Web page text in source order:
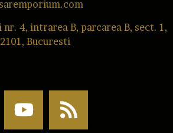
4, intrarea B, parcarea B, sect. 1,
Bucuresti